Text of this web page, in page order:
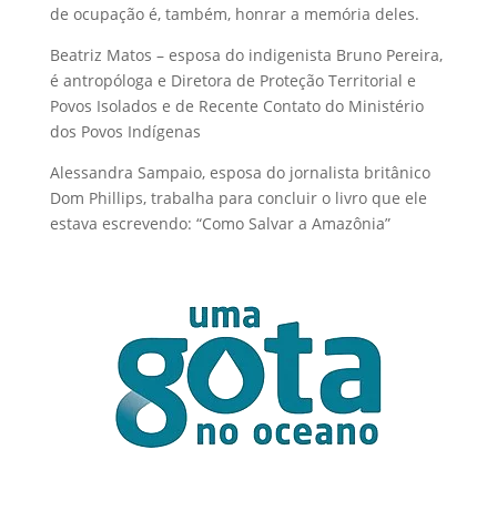
de ocupação é, também, honrar a memória deles.
Beatriz Matos – esposa do indigenista Bruno Pereira,
é antropóloga e Diretora de Proteção Territorial e
Povos Isolados e de Recente Contato do Ministério
dos Povos Indígenas
Alessandra Sampaio, esposa do jornalista britânico
Dom Phillips, trabalha para concluir o livro que ele
estava escrevendo: “Como Salvar a Amazônia”